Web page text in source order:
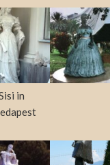
in